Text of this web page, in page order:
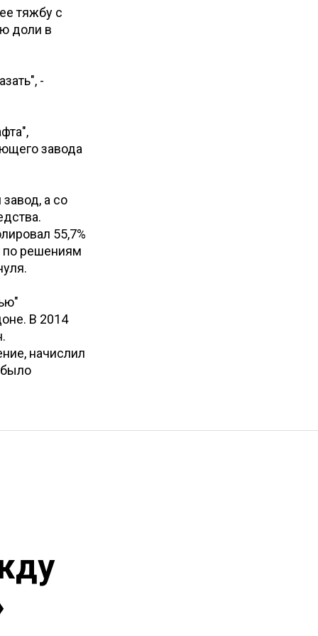
тяжбу с
доли в
-
завода
а со
55,7%
по решениям
В 2014
начислил